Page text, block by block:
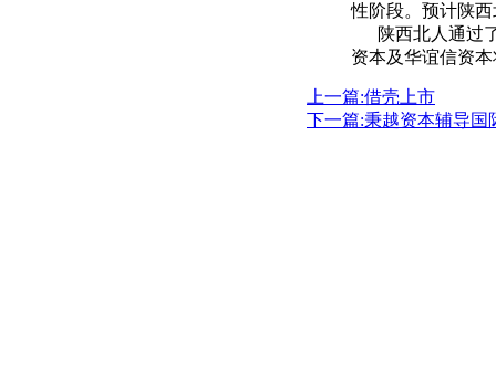
性阶段。预计陕
陕西北人通过了
资本及华谊信资
上一篇:借壳上市
下一篇:秉越资本辅导国